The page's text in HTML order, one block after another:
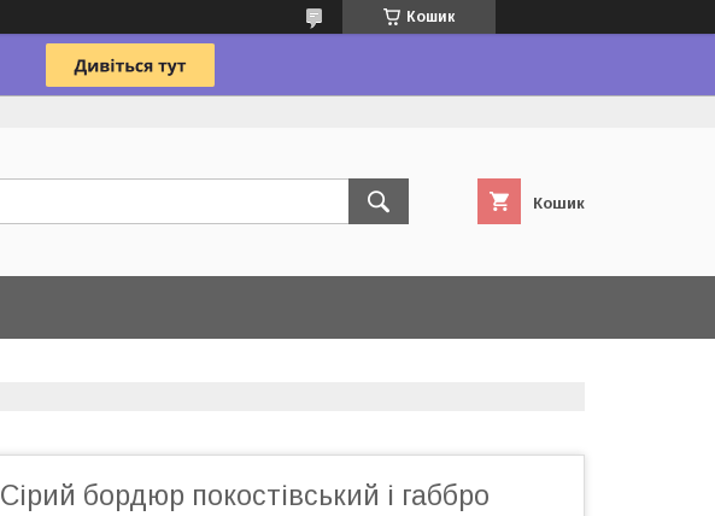
Кошик
Кошик
Сірий бордюр покостівський і габбро